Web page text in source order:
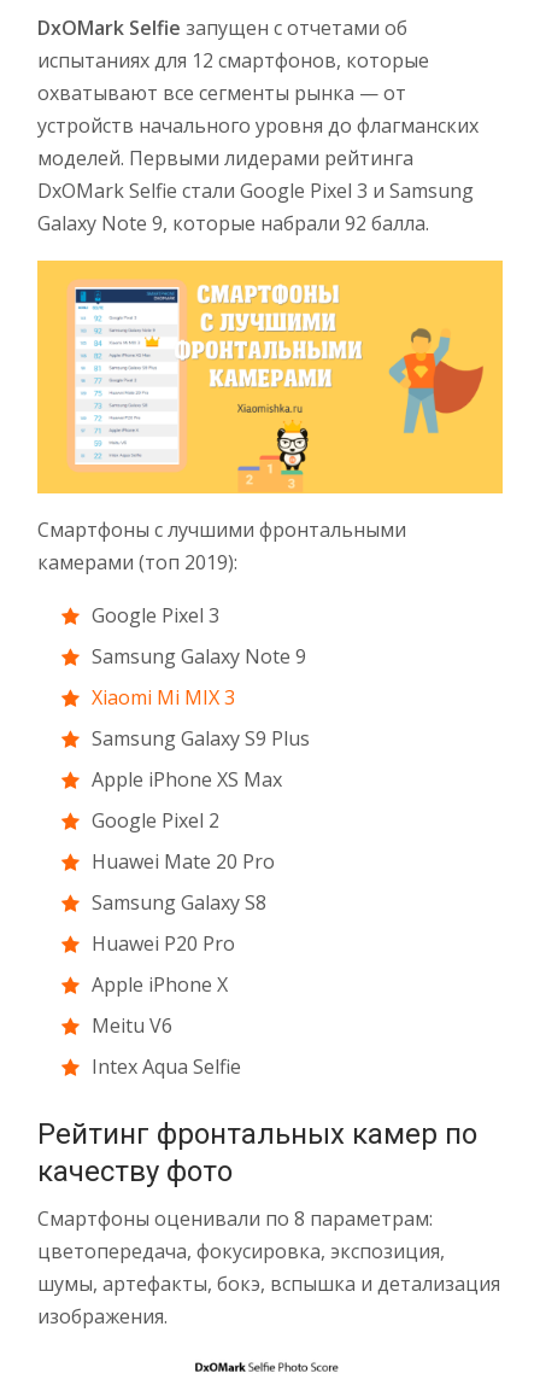
DxOMark Selfie запущен с отчетами об
испытаниях для 12 смартфонов, которые
охватывают все сегменты рынка — от
устройств начального уровня до флагманских
моделей. Первыми лидерами рейтинга
DxOMark Selfie стали Google Pixel 3 и Samsung
Galaxy Note 9, которые набрали 92 балла.
Смартфоны с лучшими фронтальными
камерами (топ 2019):
Google Pixel 3
Samsung Galaxy Note 9
Xiaomi Mi MIX 3
Samsung Galaxy S9 Plus
Apple iPhone XS Max
Google Pixel 2
Huawei Mate 20 Pro
Samsung Galaxy S8
Huawei P20 Pro
Apple iPhone X
Meitu V6
Intex Aqua Selfie
Рейтинг фронтальных камер по
качеству фото
Смартфоны оценивали по 8 параметрам:
цветопередача, фокусировка, экспозиция,
шумы, артефакты, бокэ, вспышка и детализация
изображения.